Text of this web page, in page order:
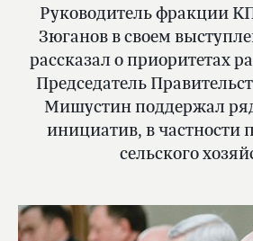
Руководитель фракции
Зюганов в своем
рассказал о приоритетах
Председатель
Мишустин поддержал
инициатив, в частности
сельского